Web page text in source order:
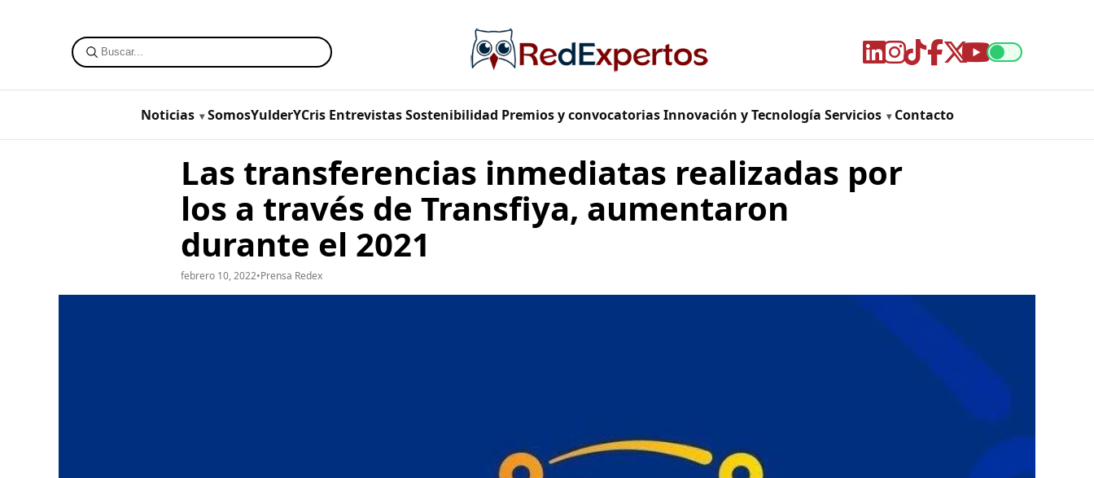
Noticias SomosYulderYCris Entrevistas Sostenibilidad Premios y convocatorias Innovación y Tecnología Servicios Contacto
Las transferencias inmediatas realizadas por
los a través de Transfiya, aumentaron
durante el 2021
febrero 10, 2022•Prensa Redex